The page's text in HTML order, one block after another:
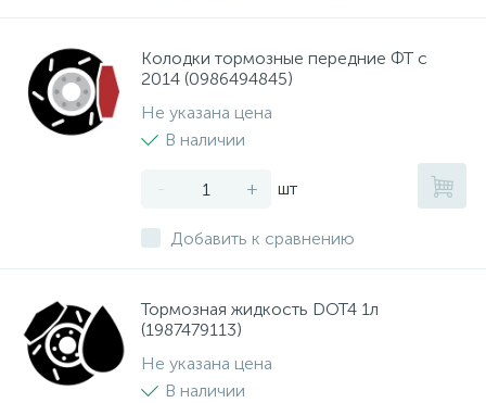
Колодки тормозные передние ФТ с
2014 (0986494845)
Не указана цена
В наличии
- + шт
Добавить к сравнению
Тормозная жидкость DOT4 1л
(1987479113)
Не указана цена
В наличии